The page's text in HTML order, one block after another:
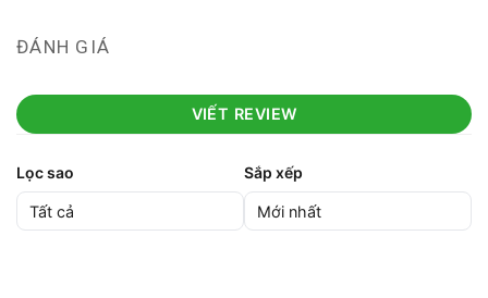
ĐÁNH GIÁ
VIẾT REVIEW
Lọc sao Sắp xếp